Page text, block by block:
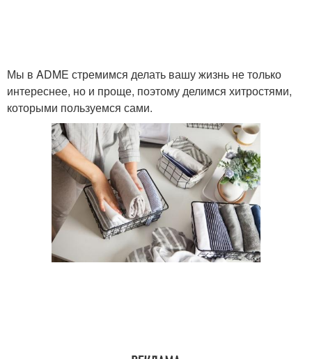
Мы в ADME стремимся делать вашу жизнь не только
интереснее, но и проще, поэтому делимся хитростями,
которыми пользуемся сами.